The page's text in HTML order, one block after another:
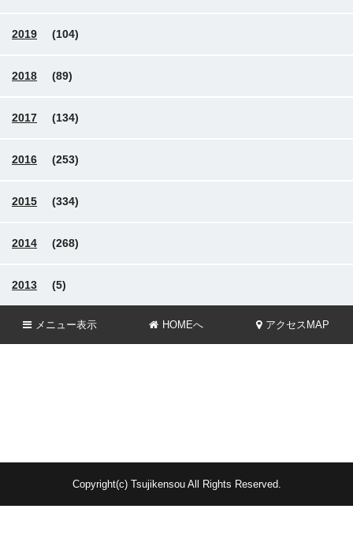
2019 (104)
2018 (89)
2017 (134)
2016 (253)
2015 (334)
2014 (268)
2013 (5)
メニュー表示 HOMEへ アクセスMAP
Copyright(c) Tsujikensou All Rights Reserved.